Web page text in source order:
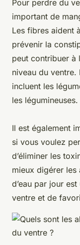
Pour perdre du
important de
Les fibres aident
prévenir la
peut contribuer à
niveau du ventre.
incluent les
les légumineuses.
Il est également
si vous voulez
d’éliminer les
mieux digérer les
d’eau par jour
ventre et de